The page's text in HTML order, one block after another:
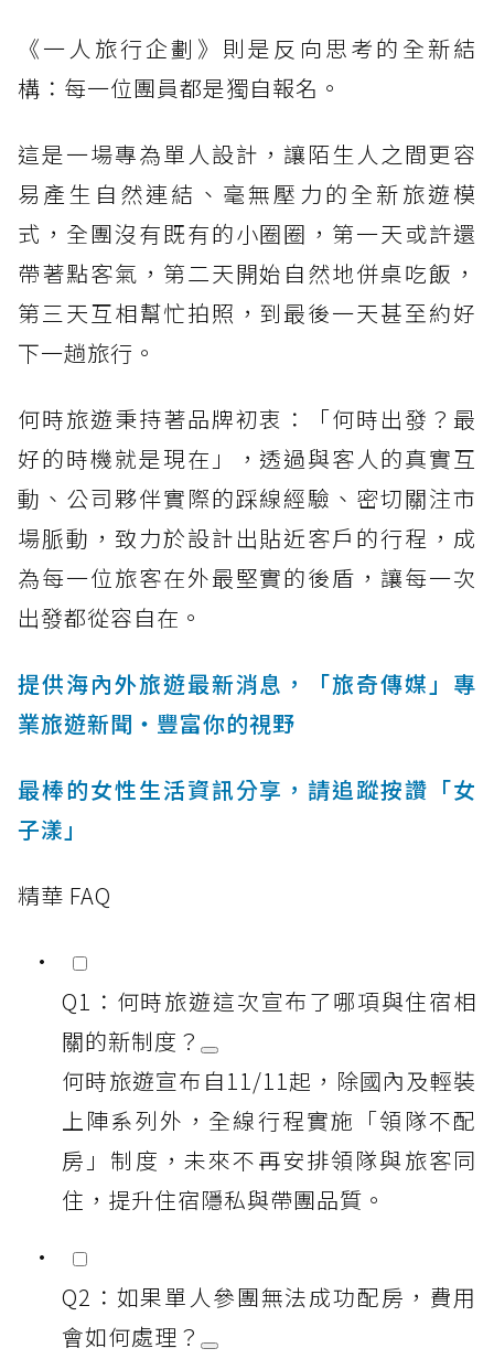
《一人旅行企劃》則是反向思考的全新結
構：每一位團員都是獨自報名。
這是一場專為單人設計，讓陌生人之間更容
易產生自然連結、毫無壓力的全新旅遊模
式，全團沒有既有的小圈圈，第一天或許還
帶著點客氣，第二天開始自然地併桌吃飯，
第三天互相幫忙拍照，到最後一天甚至約好
下一趟旅行。
何時旅遊秉持著品牌初衷：「何時出發？最
好的時機就是現在」，透過與客人的真實互
動、公司夥伴實際的踩線經驗、密切關注市
場脈動，致力於設計出貼近客戶的行程，成
為每一位旅客在外最堅實的後盾，讓每一次
出發都從容自在。
提供海內外旅遊最新消息，「旅奇傳媒」專
業旅遊新聞‧豐富你的視野
最棒的女性生活資訊分享，請追蹤按讚「女
子漾」
精華 FAQ
Q1：何時旅遊這次宣布了哪項與住宿相
關的新制度？
何時旅遊宣布自11/11起，除國內及輕裝
上陣系列外，全線行程實施「領隊不配
房」制度，未來不再安排領隊與旅客同
住，提升住宿隱私與帶團品質。
Q2：如果單人參團無法成功配房，費用
會如何處理？